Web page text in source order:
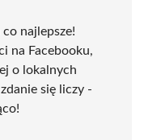
najlepsze!
na Facebooku,
o lokalnych
się liczy -